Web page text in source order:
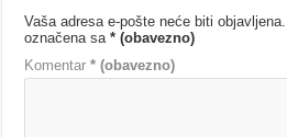
Vaša adresa e-pošte neće biti objavljena.
označena sa* (obavezno)
Komentar* (obavezno)